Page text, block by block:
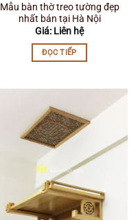
Mẫu bàn thờ treo tường đẹp
nhất bán tại Hà Nội
Giá: Liên hệ
ĐỌC TIẾP